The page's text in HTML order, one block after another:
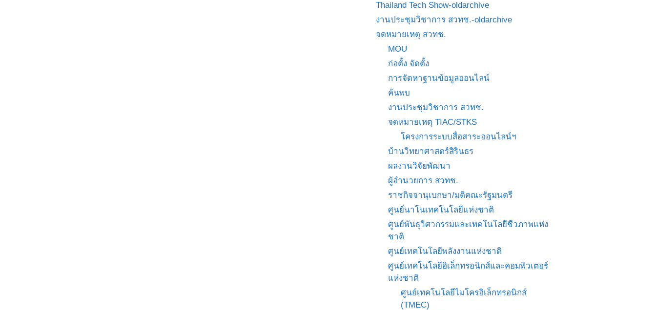
Thailand Tech Show-oldarchive
งานประชุมวิชาการ สวทช.-oldarchive
จดหมายเหตุ สวทช.
MOU
ก่อตั้ง จัดตั้ง
การจัดหาฐานข้อมูลออนไลน์
ค้นพบ
งานประชุมวิชาการ สวทช.
จดหมายเหตุ TIAC/STKS
โครงการระบบสื่อสาระออนไลน์ฯ
บ้านวิทยาศาสตร์สิรินธร
ผลงานวิจัยพัฒนา
ผู้อำนวยการ สวทช.
ราชกิจจานุเบกษา/มติคณะรัฐมนตรี
ศูนย์นาโนเทคโนโลยีแห่งชาติ
ศูนย์พันธุวิศวกรรมและเทคโนโลยีชีวภาพแห่ง
ชาติ
ศูนย์เทคโนโลยีพลังงานแห่งชาติ
ศูนย์เทคโนโลยีอิเล็กทรอนิกส์และคอมพิวเตอร์
แห่งชาติ
ศูนย์เทคโนโลยีไมโครอิเล็กทรอนิกส์
(TMEC)